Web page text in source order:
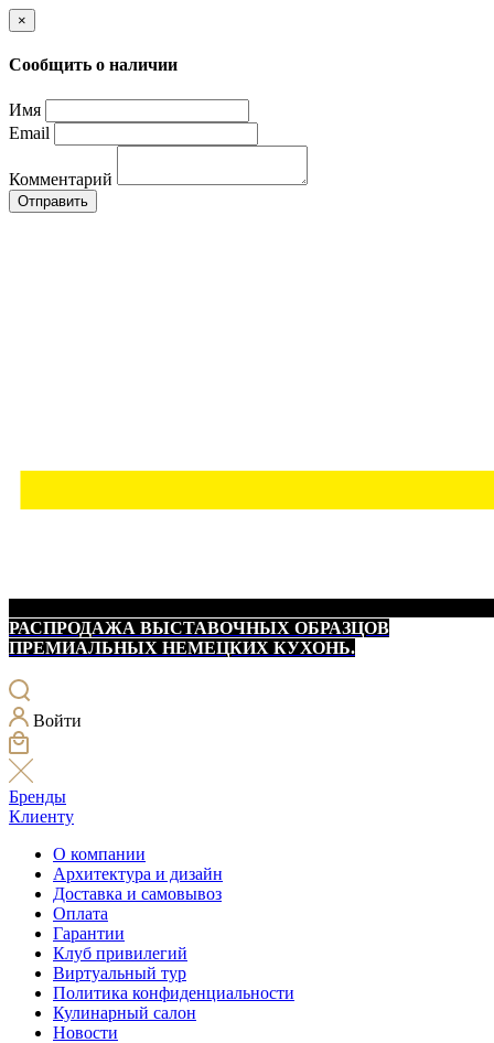
×
Сообщить о наличии
Имя
Email
Комментарий
Отправить
РАСПРОДАЖА ВЫСТАВОЧНЫХ ОБРАЗЦОВ
ПРЕМИАЛЬНЫХ НЕМЕЦКИХ КУХОНЬ.
Войти
Бренды
Клиенту
О компании
Архитектура и дизайн
Доставка и самовывоз
Оплата
Гарантии
Клуб привилегий
Виртуальный тур
Политика конфиденциальности
Кулинарный салон
Новости